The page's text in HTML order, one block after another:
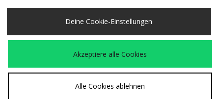
Deine Cookie-Einstellungen
Akzeptiere alle Cookies
Alle Cookies ablehnen